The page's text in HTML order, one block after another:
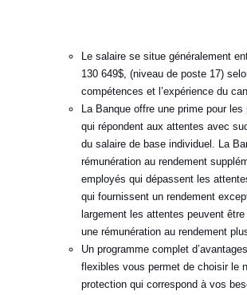
Le salaire se situe généralement
130 649$, (niveau de poste 17)
compétences et l’expérience du
La Banque offre une prime pour les
qui répondent aux attentes avec
du salaire de base individuel. La
rémunération au rendement
employés qui dépassent les
qui fournissent un rendement
largement les attentes peuvent
une rémunération au rendement
Un programme complet
flexibles vous permet de choisir le
protection qui correspond à vos